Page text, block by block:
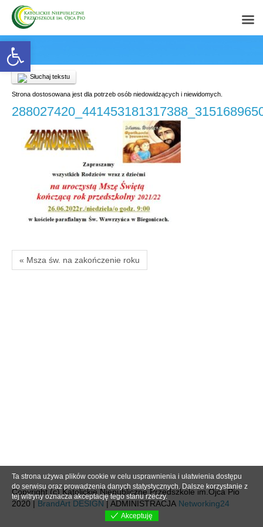
Open toolbar
Słuchaj tekstu
Strona dostosowana jest dla potrzeb osób niedowidzących i niewidomych.
« Msza św. na zakończenie roku
Copyright (c) Katolickie Niepubliczne Przedszkole im.Ojca Pio
2020 | BrandArt DESIGN | ADMINISTRACJA Networking24
Ta strona używa plików cookie w celu usprawnienia i ułatwienia dostępu
do serwisu oraz prowadzenia danych statystycznych. Dalsze korzystanie z
tej witryny oznacza akceptację tego stanu rzeczy.
Akceptuję